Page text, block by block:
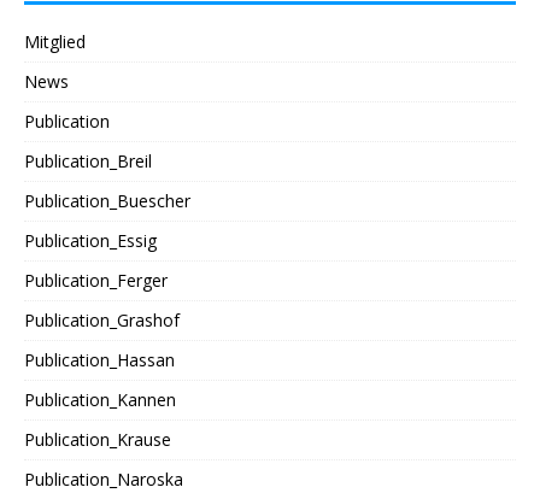
Mitglied
News
Publication
Publication_Breil
Publication_Buescher
Publication_Essig
Publication_Ferger
Publication_Grashof
Publication_Hassan
Publication_Kannen
Publication_Krause
Publication_Naroska